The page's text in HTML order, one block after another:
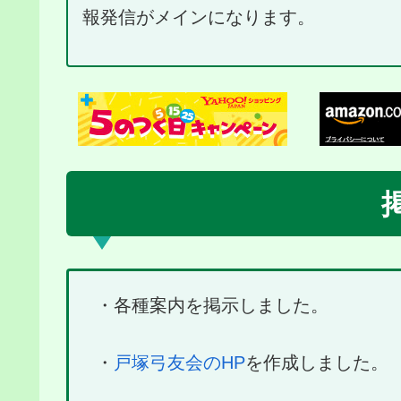
報発信がメインになります。
・各種案内を掲示しました。
・ 戸塚弓友会のHPを作成しました。